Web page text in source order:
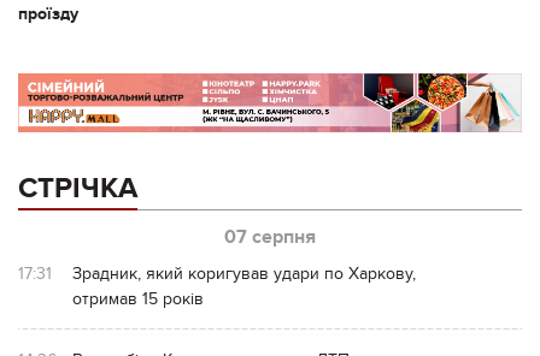
проїзду
СТРІЧКА
07 серпня
17:31
Зрадник, який коригував удари по Харкову,
отримав 15 років